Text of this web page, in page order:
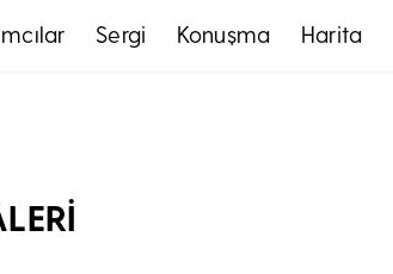
Sergi Konuşma Harita